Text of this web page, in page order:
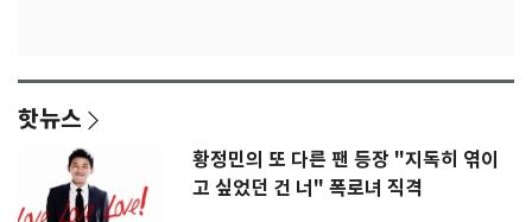
핫뉴스
황정민의 또 다른 팬 등장 "지독히 엮이
고 싶었던 건 너" 폭로녀 직격